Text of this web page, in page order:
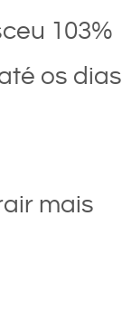
103%
os dias
mais